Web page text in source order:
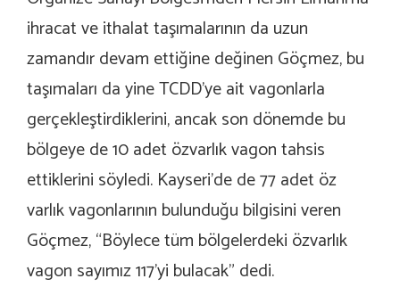
ihracat ve ithalat taşımalarının da uzun
zamandır devam ettiğine değinen Göçmez, bu
taşımaları da yine TCDD’ye ait vagonlarla
gerçekleştirdiklerini, ancak son dönemde bu
bölgeye de 10 adet özvarlık vagon tahsis
ettiklerini söyledi. Kayseri’de de 77 adet öz
varlık vagonlarının bulunduğu bilgisini veren
Göçmez, “Böylece tüm bölgelerdeki özvarlık
vagon sayımız 117’yi bulacak” dedi.